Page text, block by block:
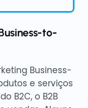
to-
Business-
e serviços
B2C, o B2B